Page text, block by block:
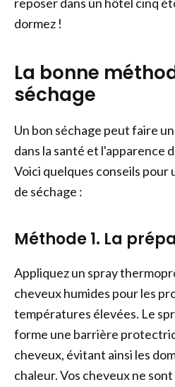
dormez !
La bonne
séchage
Un bon séchage peut faire
dans la santé et l'apparence
Voici quelques conseils pour
de séchage :
Méthode 1. La
Appliquez un spray
cheveux humides pour les
températures élevées. Le
forme une barrière
cheveux, évitant ainsi les
chaleur. Vos cheveux ne